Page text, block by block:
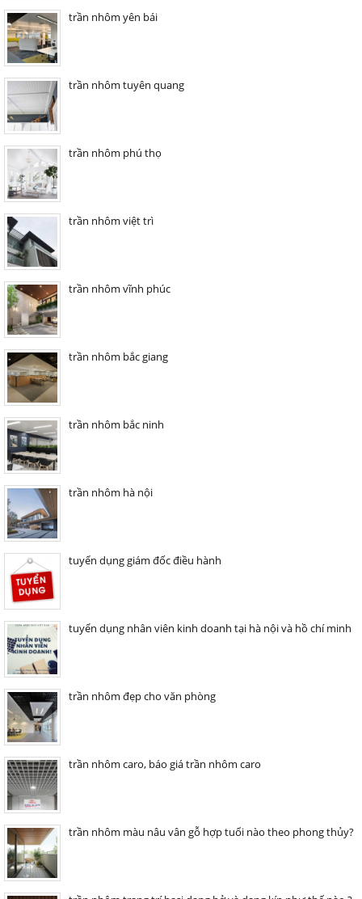
trần nhôm yên bái
trần nhôm tuyên quang
trần nhôm phú thọ
trần nhôm việt trì
trần nhôm vĩnh phúc
trần nhôm bắc giang
trần nhôm bắc ninh
trần nhôm hà nội
tuyển dụng giám đốc điều hành
tuyển dụng nhân viên kinh doanh tại hà nội và hồ chí minh
trần nhôm đẹp cho văn phòng
trần nhôm caro, báo giá trần nhôm caro
trần nhôm màu nâu vân gỗ hợp tuổi nào theo phong thủy?